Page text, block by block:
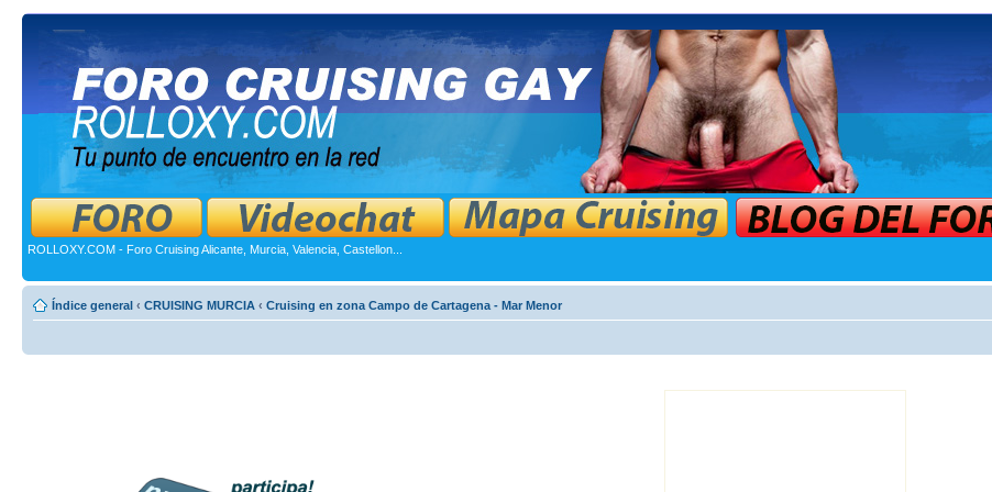
ROLLOXY.COM - Foro Cruising Alicante, Murcia, Valencia, Castellon...
Índice general ‹ CRUISING MURCIA ‹ Cruising en zona Campo de Cartagena - Mar Menor